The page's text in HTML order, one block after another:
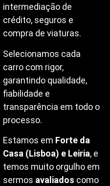
garantia e soluções
completas como
financiamento,
crédito, seguros e
compra de viaturas.
Selecionamos cada
carro com rigor,
garantindo qualidade,
transparência em todo o
processo.
Estamos emForte da